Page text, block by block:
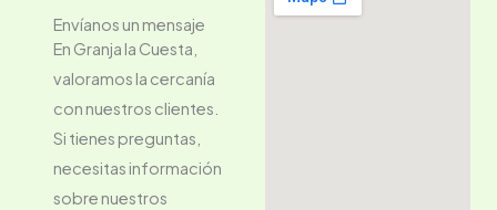
Envíanos un mensaje
En Granja la Cuesta,
valoramos la cercanía
con nuestros clientes.
Si tienes preguntas,
necesitas información
sobre nuestros